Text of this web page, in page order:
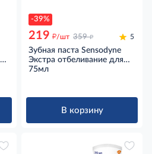
-39%
219 д/шт 359 д 5
Зубная паста Sensodyne
Экстра отбеливание для
чувствительных зубов с
75мл
В корзину